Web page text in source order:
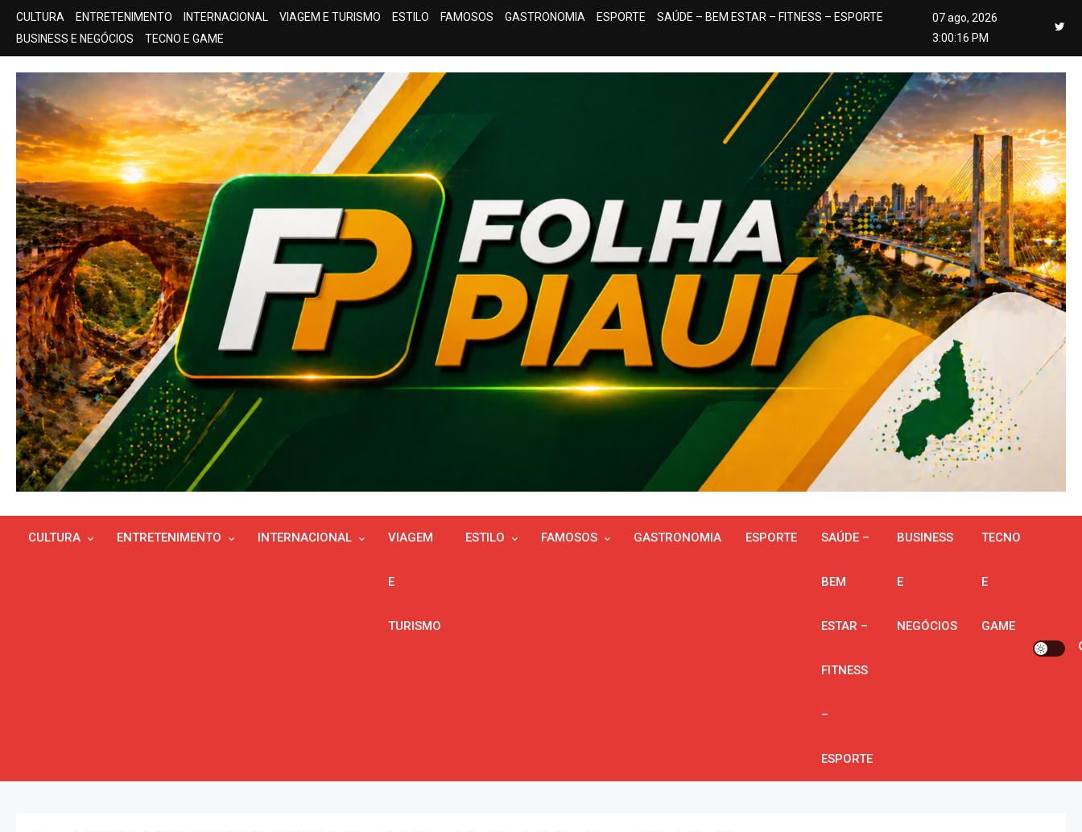
Skip
content
CULTURA ENTRETENIMENTO INTERNACIONAL VIAGEM E TURISMO ESTILO FAMOSOS GASTRONOMIA ESPORTE
SAÚDE – BEM ESTAR – FITNESS – ESPORTE
BUSINESS E NEGÓCIOS
TECNO E GAME
07 ago, 2026
3:00:18 PM
CULTURA ENTRETENIMENTO INTERNACIONAL VIAGEM
E
TURISMO
ESTILO FAMOSOS GASTRONOMIA ESPORTE SAÚDE –
BEM
ESTAR –
FITNESS
–
ESPORTE
BUSINESS
E
NEGÓCIOS
TECNO
E
GAME